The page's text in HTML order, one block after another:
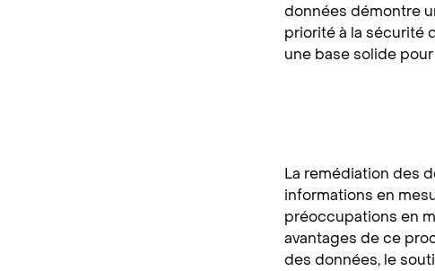
données démontre
priorité à la sécurité
une base solide
La remédiation des
informations en
préoccupations en
avantages de ce
des données, le